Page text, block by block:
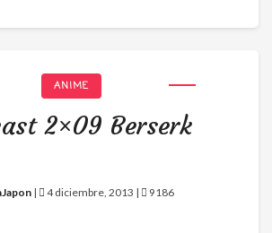
ANIME
2×09 Berserk
| 4 diciembre, 2013 | 9186